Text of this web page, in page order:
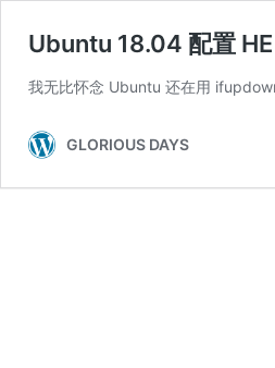
Ubuntu 18.04 配置
我无比怀念 Ubuntu 还在用
GLORIOUS DAYS